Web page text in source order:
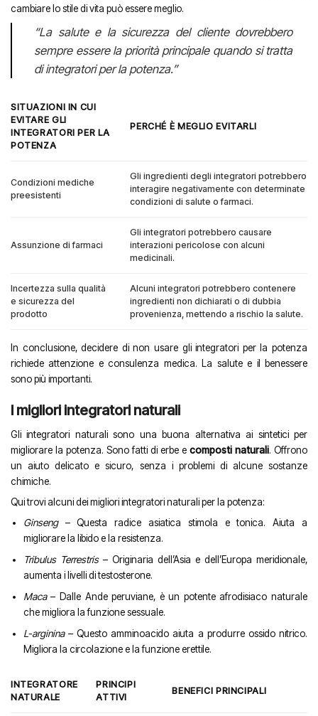
cambiare lo stile di vita può essere meglio.
“La salute e la sicurezza del cliente dovrebbero
sempre essere la priorità principale quando si tratta
di integratori per la potenza.”
SITUAZIONI IN CUI
EVITARE GLI
INTEGRATORI PER LA
POTENZA
PERCHÉ È MEGLIO EVITARLI
Condizioni mediche
preesistenti
Gli ingredienti degli integratori potrebbero
interagire negativamente con determinate
condizioni di salute o farmaci.
Assunzione di farmaci
Gli integratori potrebbero causare
interazioni pericolose con alcuni
medicinali.
Incertezza sulla qualità
e sicurezza del
prodotto
Alcuni integratori potrebbero contenere
ingredienti non dichiarati o di dubbia
provenienza, mettendo a rischio la salute.
In conclusione, decidere di non usare gli integratori per la potenza
richiede attenzione e consulenza medica. La salute e il benessere
sono più importanti.
I migliori integratori naturali
Gli integratori naturali sono una buona alternativa ai sintetici per
migliorare la potenza. Sono fatti di erbe e composti naturali. Offrono
un aiuto delicato e sicuro, senza i problemi di alcune sostanze
chimiche.
Qui trovi alcuni dei migliori integratori naturali per la potenza:
Ginseng– Questa radice asiatica stimola e tonica. Aiuta a
migliorare la libido e la resistenza.
Tribulus Terrestris– Originaria dell’Asia e dell’Europa meridionale,
aumenta i livelli di testosterone.
Maca– Dalle Ande peruviane, è un potente afrodisiaco naturale
che migliora la funzione sessuale.
L-arginina– Questo amminoacido aiuta a produrre ossido nitrico.
Migliora la circolazione e la funzione erettile.
INTEGRATORE
NATURALE
PRINCIPI
ATTIVI
BENEFICI PRINCIPALI